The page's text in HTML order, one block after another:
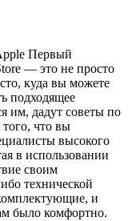
Первый
— это не просто
куда вы можете
подходящее
им, дадут советы по
что вы
высокого
в использовании
своим
технической
и
было комфортно.